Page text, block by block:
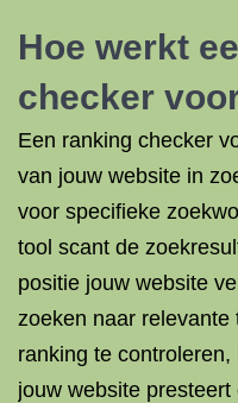
Hoe werkt
checker
Een ranking checker
van jouw website in
voor specifieke
tool scant de
positie jouw website
zoeken naar
ranking te
jouw website